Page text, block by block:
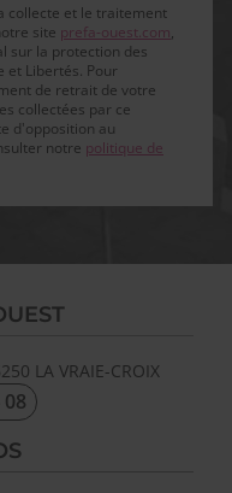
collecte et le traitement
site prefa-ouest.com,
sur la protection des
et Libertés. Pour
de retrait de votre
collectées par ce
d'opposition au
notre politique de
LA VRAIE-CROIX